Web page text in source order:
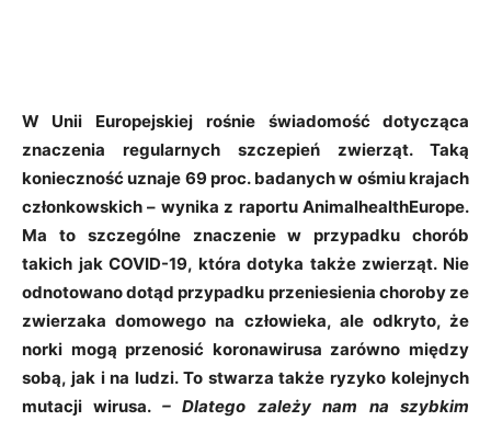
W Unii Europejskiej
rośnie świadomość dotycząca
znaczenia regularnych szczepień zwierząt. Taką
konieczność uznaje 69 proc. badanych w ośmiu krajach
członkowskich – wynika z raportu AnimalhealthEurope.
Ma to szczególne znaczenie w przypadku chorób
takich jak COVID-19, która dotyka także zwierząt. Nie
odnotowano dotąd przypadku przeniesienia choroby ze
zwierzaka domowego na człowieka, ale odkryto, że
norki mogą przenosić koronawirusa zarówno między
sobą, jak i na ludzi. To stwarza także ryzyko kolejnych
mutacji wirusa. – Dlatego zależy nam na szybkim